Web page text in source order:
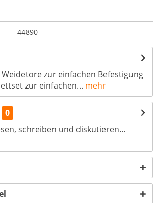
44890
zur einfachen Befestigung
zur einfachen... mehr
0
schreiben und diskutieren...